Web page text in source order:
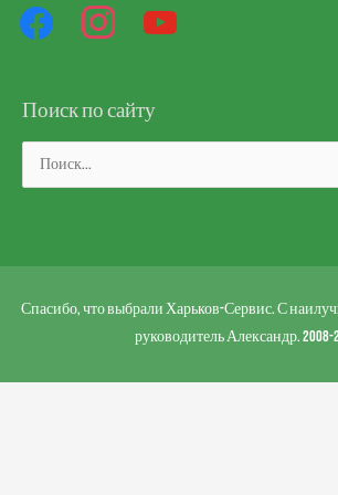
Поиск по сайту
Поиск:
Спасибо, что выбрали Харьков-Сервис. С
руководитель Александр. 2008-